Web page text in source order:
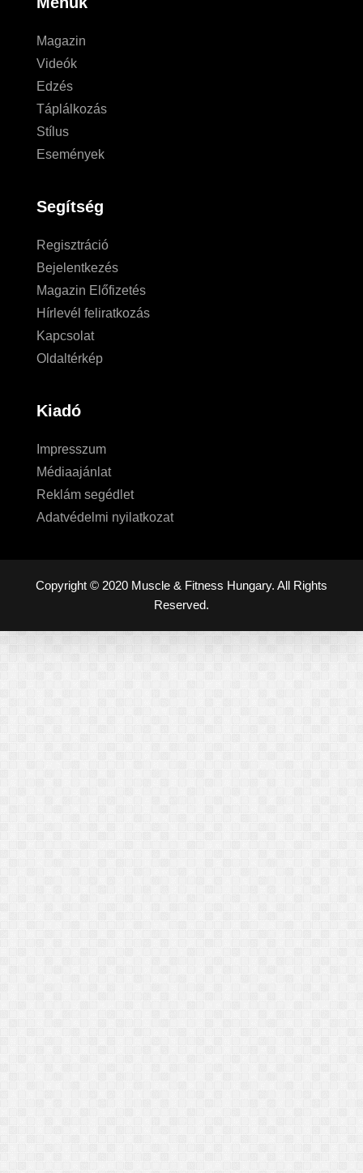
Magazin
Videók
Edzés
Táplálkozás
Stílus
Események
Segítség
Regisztráció
Bejelentkezés
Magazin Előfizetés
Hírlevél feliratkozás
Kapcsolat
Oldaltérkép
Kiadó
Impresszum
Médiaajánlat
Reklám segédlet
Adatvédelmi nyilatkozat
Copyright © 2020 Muscle & Fitness Hungary. All Rights
Reserved.